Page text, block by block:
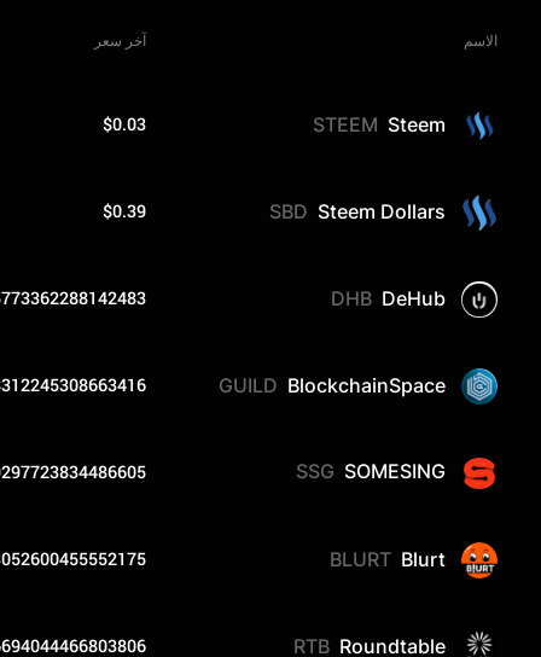
الاسم آخر سعر
Steem
STEEM
$0.03
Steem Dollars
SBD
$0.39
DeHub
DHB
BlockchainSpace
GUILD
SOMESING
SSG
Blurt
BLURT
Roundtable
RTB